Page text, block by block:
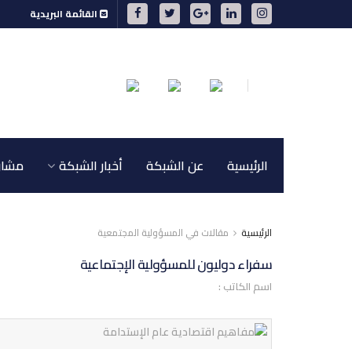
القائمة البريدية
الرئيسية عن الشبكة أخبار الشبكة
الرئيسية مقالات في المسؤولية المجتمعية
سفراء دوليون للمسؤولية الإجتماعية
اسم الكاتب :